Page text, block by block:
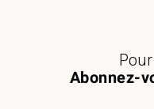
Abonnez-